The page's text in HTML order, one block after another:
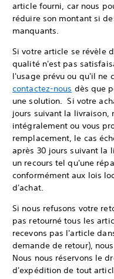
article fourni, car nous
réduire son montant si
manquants.
Si votre article se révèle
qualité n'est pas
l'usage prévu ou qu'il ne
contactez-nous dès que
une solution. Si votre
jours suivant la livraison,
intégralement ou vous
remplacement, le cas
après 30 jours suivant la
un recours tel qu'une
conformément aux lois
d'achat.
Si nous refusons votre
pas retourné tous les
recevons pas l'article
demande de retour),
Nous nous réservons le
d'expédition de tout